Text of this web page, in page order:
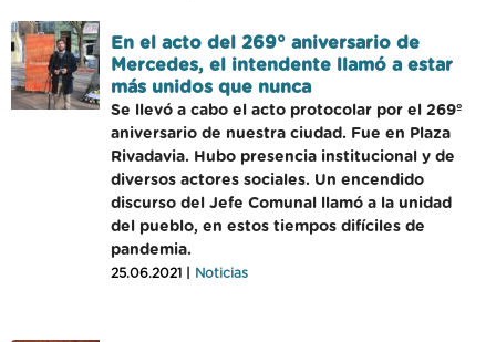
En el acto del 269° aniversario de
Mercedes, el intendente llamó a estar
más unidos que nunca
Se llevó a cabo el acto protocolar por el 269º
aniversario de nuestra ciudad. Fue en Plaza
Rivadavia. Hubo presencia institucional y de
diversos actores sociales. Un encendido
discurso del Jefe Comunal llamó a la unidad
del pueblo, en estos tiempos difíciles de
pandemia.
25.06.2021 | Noticias